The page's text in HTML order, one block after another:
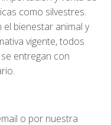
como silvestres.
bienestar animal y
vigente, todos
entregan con
o por nuestra